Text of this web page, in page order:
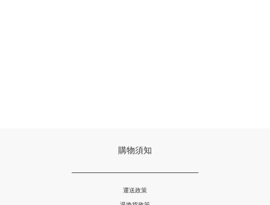
購物須知
運送政策